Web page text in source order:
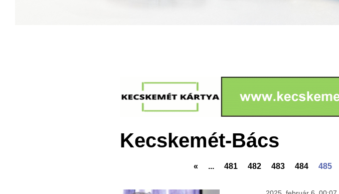
Kecskemét-Bács
« ... 481 482 483 484 485